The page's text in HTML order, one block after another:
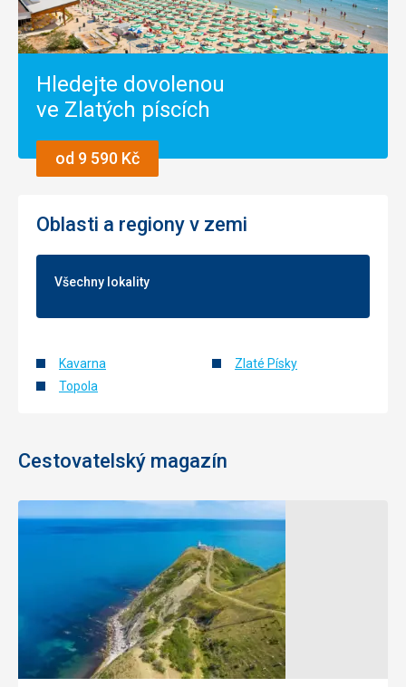
Hledejte dovolenou
ve Zlatých píscích
od 9 590 Kč
Oblasti a regiony v zemi
Všechny lokality
Kavarna
Topola
Zlaté Písky
Cestovatelský magazín